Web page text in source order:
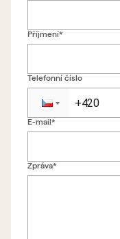
Příjmení*
Telefonní číslo
E-mail*
Zpráva*